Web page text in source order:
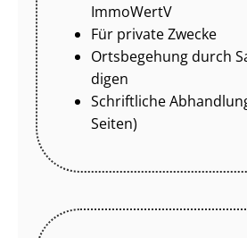
ImmoWertV
Für private Zwecke
Ortsbegehung durch
di­gen
Schriftliche
Seiten)